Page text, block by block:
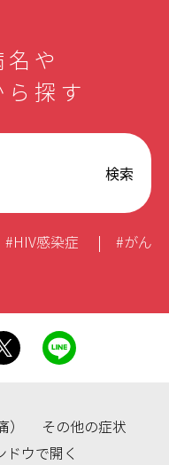
や
ら探す
#HIV感染症 #がん
その他の症状